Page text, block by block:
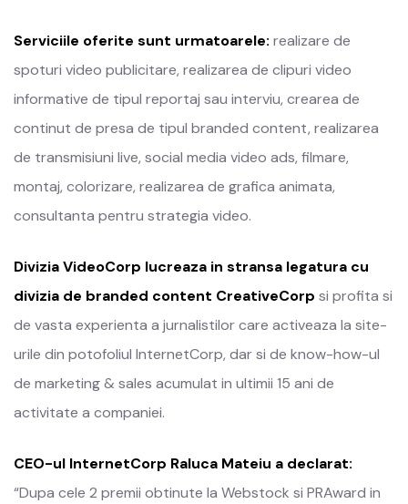
Serviciile oferite sunt urmatoarele: realizare de
spoturi video publicitare, realizarea de clipuri video
informative de tipul reportaj sau interviu, crearea de
continut de presa de tipul branded content, realizarea
de transmisiuni live, social media video ads, filmare,
montaj, colorizare, realizarea de grafica animata,
consultanta pentru strategia video.
Divizia VideoCorp lucreaza in stransa legatura cu
divizia de branded content CreativeCorp si profita si
de vasta experienta a jurnalistilor care activeaza la site-
urile din potofoliul InternetCorp, dar si de know-how-ul
de marketing & sales acumulat in ultimii 15 ani de
activitate a companiei.
CEO-ul InternetCorp Raluca Mateiu a declarat:
“Dupa cele 2 premii obtinute la Webstock si PRAward in